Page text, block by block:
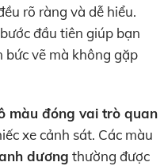
rõ ràng và dễ hiểu.
đầu tiên giúp bạn
bức vẽ mà không gặp
màu đóng vai trò quan
xe cảnh sát. Các màu
dương thường được